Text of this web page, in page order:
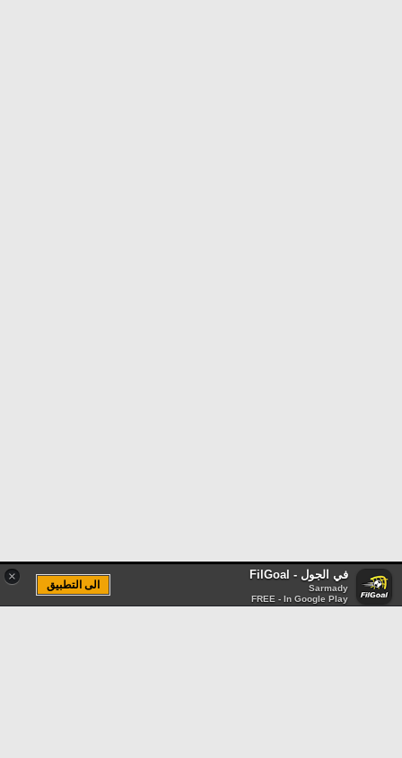
× في الجول - FilGoal
Sarmady
FREE - In Google Play
الى التطبيق